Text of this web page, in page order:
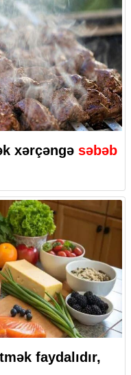
xərçəngə səbəb
faydalıdır,